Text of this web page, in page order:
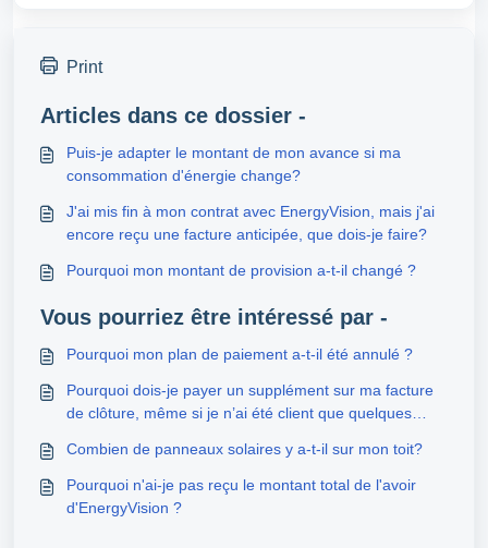
Print
Articles dans ce dossier -
Puis-je adapter le montant de mon avance si ma
consommation d'énergie change?
J'ai mis fin à mon contrat avec EnergyVision, mais j'ai
encore reçu une facture anticipée, que dois-je faire?
Pourquoi mon montant de provision a-t-il changé ?
Vous pourriez être intéressé par -
Pourquoi mon plan de paiement a-t-il été annulé ?
Pourquoi dois-je payer un supplément sur ma facture
de clôture, même si je n’ai été client que quelques
Combien de panneaux solaires y a-t-il sur mon toit?
Pourquoi n'ai-je pas reçu le montant total de l'avoir
d'EnergyVision ?